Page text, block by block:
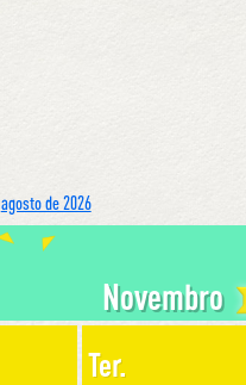
agosto de 2026
Novembro
Ter.